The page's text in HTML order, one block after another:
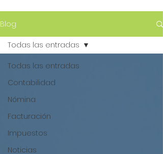
Blog
Todas las entradas
Contabilidad
Nómina
Facturación
Impuestos
Noticias
Todas las entradas